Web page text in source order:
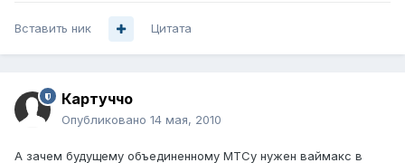
Вставить ник Цитата
Картуччо
Опубликовано 14 мая, 2010
А зачем будущему объединенному МТСу нужен ваймакс в